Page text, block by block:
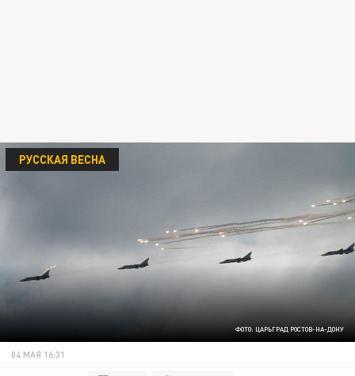
ФОТО: ЦАРЬГРАД РОСТОВ-НА-ДОНУ
РУССКАЯ ВЕСНА
04 МАЯ 16:31